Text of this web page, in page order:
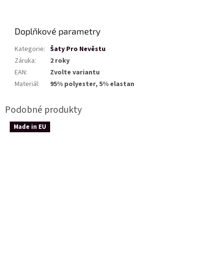
Doplňkové parametry
Kategorie: Šaty Pro Nevěstu
Záruka:
2 roky
EAN:
Zvolte variantu
Materiál: 95% polyester, 5% elastan
Made in EU